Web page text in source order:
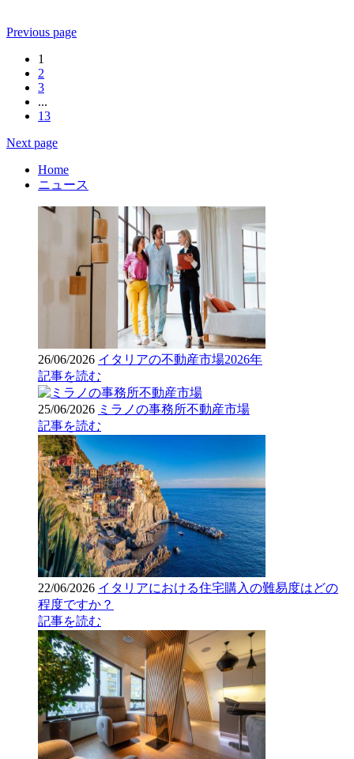
Previous page
1
2
3
...
13
Next page
Home
ニュース
26/06/2026 イタリアの不動産市場2026年
記事を読む
25/06/2026 ミラノの事務所不動産市場
記事を読む
22/06/2026 イタリアにおける住宅購入の難易度はどの
程度ですか？
記事を読む